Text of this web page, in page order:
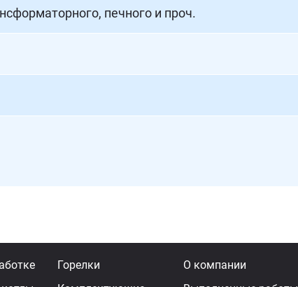
печного и проч.
Горелки
О компании